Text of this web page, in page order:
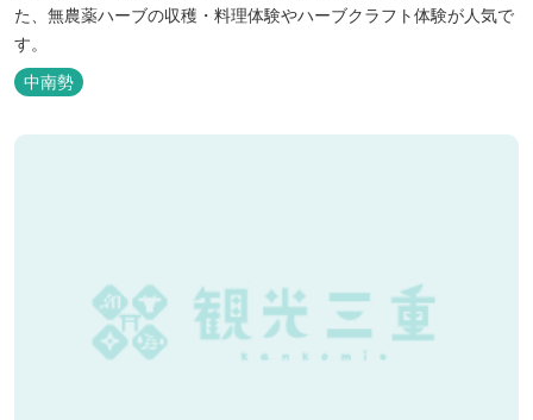
た、無農薬ハーブの収穫・料理体験やハーブクラフト体験が人気で
す。
中南勢